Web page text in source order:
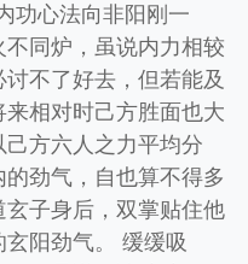
功心法向非阳刚一
同炉，虽说内力相较
不了好去，但若能及
相对时己方胜面也大
方六人之力平均分
劲气，自也算不得多
子身后，双掌贴住他
阳劲气。 缓缓吸